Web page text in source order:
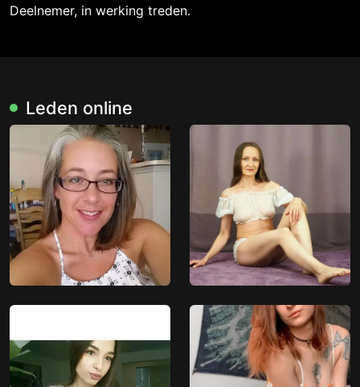
Deelnemer, in werking treden.
Leden online